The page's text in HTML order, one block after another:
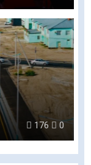
176 0